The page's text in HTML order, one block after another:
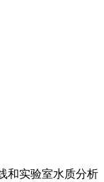
和实验室水质分析